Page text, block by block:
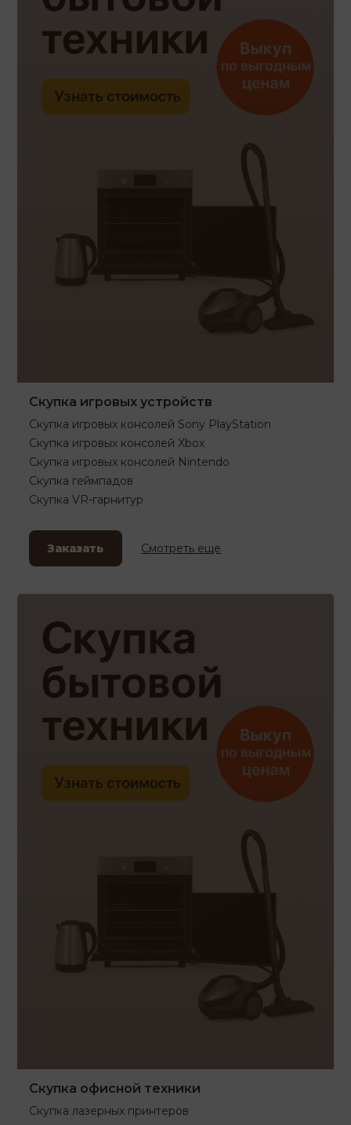
Скупка игровых устройств
Скупка игровых консолей Sony PlayStation
Скупка игровых консолей Xbox
Скупка игровых консолей Nintendo
Скупка геймпадов
Скупка VR-гарнитур
Заказать Смотреть еще
Скупка офисной техники
Скупка лазерных принтеров